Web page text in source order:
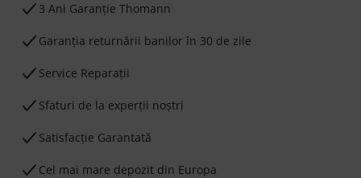
3 Ani Garanție Thomann
Garanţia returnării banilor în 30 de zile
Service Reparații
Sfaturi de la experții noștri
Satisfacție Garantată
Cel mai mare depozit din Europa